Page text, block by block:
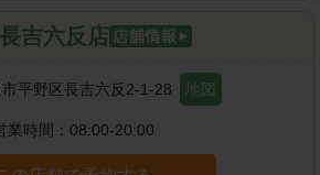
吉六反店
市平野区長吉六反2-1-28 地図
業時間： 08:00-20:00